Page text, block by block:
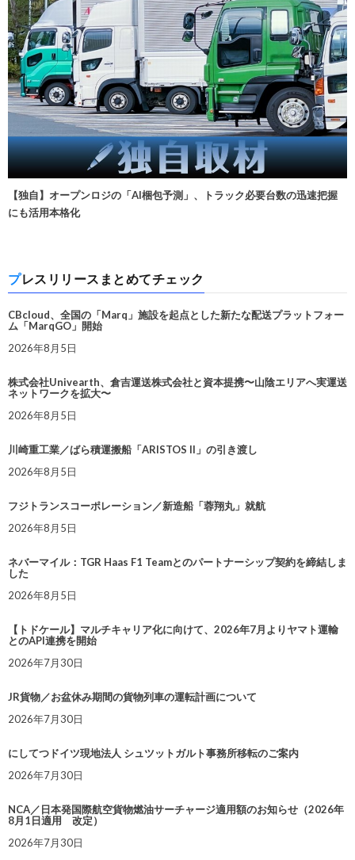
【独自】オープンロジの「AI梱包予測」、トラック必要台数の迅速把握
にも活用本格化
プレスリリースまとめてチェック
CBcloud、全国の「Marq」施設を起点とした新たな配送プラットフォー
ム「MarqGO」開始
2026年8月5日
株式会社Univearth、倉吉運送株式会社と資本提携〜山陰エリアへ実運送
ネットワークを拡大〜
2026年8月5日
川崎重工業／ばら積運搬船「ARISTOS II」の引き渡し
2026年8月5日
フジトランスコーポレーション／新造船「蓉翔丸」就航
2026年8月5日
ネバーマイル：TGR Haas F1 Teamとのパートナーシップ契約を締結しま
した
2026年8月5日
【トドケール】マルチキャリア化に向けて、2026年7月よりヤマト運輸
とのAPI連携を開始
2026年7月30日
JR貨物／お盆休み期間の貨物列車の運転計画について
2026年7月30日
にしてつドイツ現地法人 シュツットガルト事務所移転のご案内
2026年7月30日
NCA／日本発国際航空貨物燃油サーチャージ適用額のお知らせ（2026年
8月1日適用 改定）
2026年7月30日